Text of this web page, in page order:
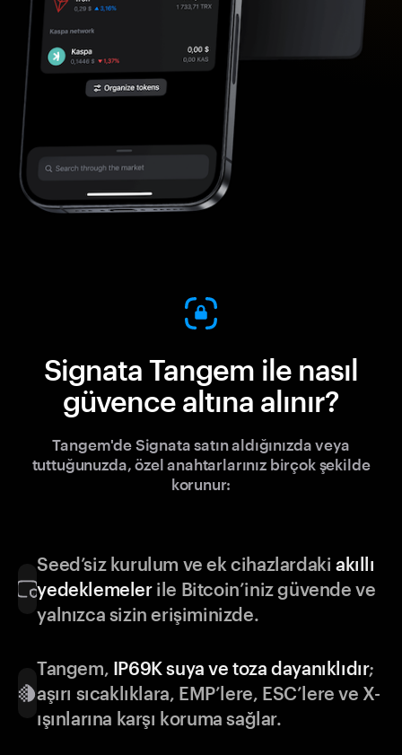
Signata Tangem ile nasıl
güvence altına alınır?
Tangem'de Signata satın aldığınızda veya
tuttuğunuzda, özel anahtarlarınız birçok şekilde
korunur:
Seed’siz kurulum ve ek cihazlardakiakıllı
yedeklemelerile Bitcoin’iniz güvende ve
yalnızca sizin erişiminizde.
Tangem, IP69K suya ve toza dayanıklıdır;
aşırı sıcaklıklara, EMP’lere, ESC’lere ve X-
ışınlarına karşı koruma sağlar.